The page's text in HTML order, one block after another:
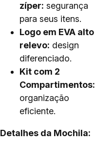
zíper: segurança
para seus itens.
Logo em EVA alto
relevo: design
diferenciado.
Kit com 2
Compartimentos:
organização
eficiente.
Detalhes da Mochila: